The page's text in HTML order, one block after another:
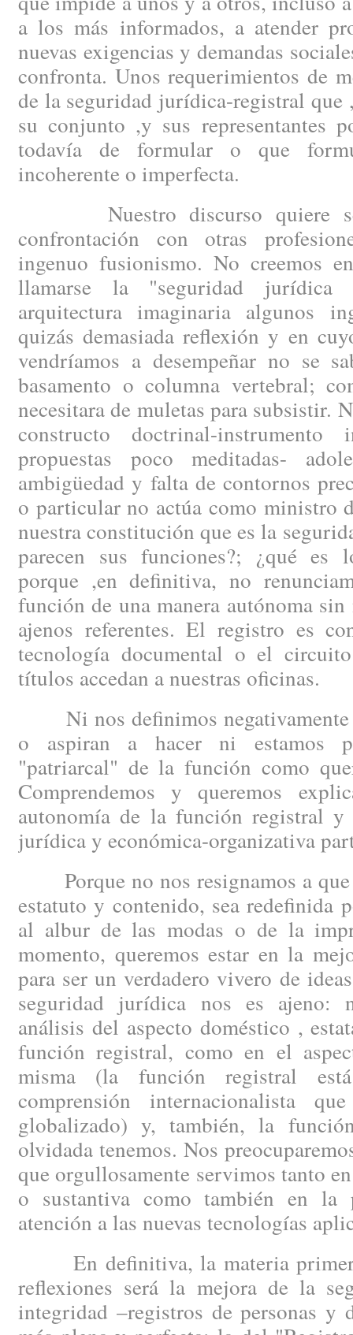
a los más informados, a atender
nuevas exigencias y demandas
confronta. Unos requerimientos de
de la seguridad jurídica-registral que
su conjunto ,y sus representantes
todavía de formular o que
incoherente o imperfecta.
Nuestro discurso quiere
confrontación con otras
ingenuo fusionismo. No creemos
llamarse la "seguridad jurídica
arquitectura imaginaria algunos
quizás demasiada reflexión y en
vendríamos a desempeñar no se
basamento o columna vertebral;
necesitara de muletas para subsistir.
constructo doctrinal-instrumento
propuestas poco meditadas-
ambigüedad y falta de contornos
o particular no actúa como ministro
nuestra constitución que es la
parecen sus funciones?; ¿qué
porque ,en definitiva, no
función de una manera autónoma
ajenos referentes. El registro es
tecnología documental o el
títulos accedan a nuestras oficinas.
Ni nos definimos negativamente
o aspiran a hacer ni estamos
"patriarcal" de la función como
Comprendemos y queremos
autonomía de la función registral y
jurídica y económica-organizativa
Porque no nos resignamos a
estatuto y contenido, sea redefinida
al albur de las modas o de la
momento, queremos estar en la
para ser un verdadero vivero de
seguridad jurídica nos es ajeno:
análisis del aspecto doméstico ,
función registral, como en el
misma (la función registral
comprensión internacionalista
globalizado) y, también, la
olvidada tenemos. Nos
que orgullosamente servimos tanto
o sustantiva como también en la
atención a las nuevas tecnologías
En definitiva, la materia
reflexiones será la mejora de la
integridad –registros de personas y